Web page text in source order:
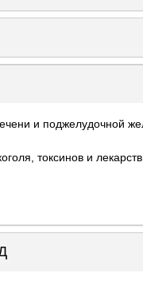
и поджелудочной
токсинов и лекарств